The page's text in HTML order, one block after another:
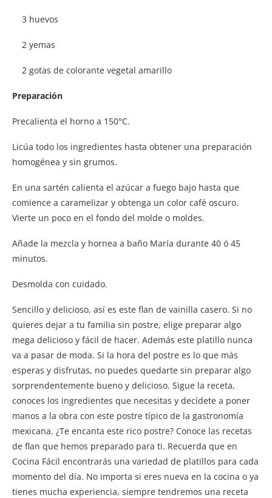
3 huevos
2 yemas
2 gotas de colorante vegetal amarillo
Preparación
Precalienta el horno a 150°C.
Licúa todo los ingredientes hasta obtener una preparación
homogénea y sin grumos.
En una sartén calienta el azúcar a fuego bajo hasta que
comience a caramelizar y obtenga un color café oscuro.
Vierte un poco en el fondo del molde o moldes.
Añade la mezcla y hornea a baño María durante 40 ó 45
minutos.
Desmolda con cuidado.
Sencillo y delicioso, así es este flan de vainilla casero. Si no
quieres dejar a tu familia sin postre, elige preparar algo
mega delicioso y fácil de hacer. Además este platillo nunca
va a pasar de moda. Si la hora del postre es lo que más
esperas y disfrutas, no puedes quedarte sin preparar algo
sorprendentemente bueno y delicioso. Sigue la receta,
conoces los ingredientes que necesitas y decídete a poner
manos a la obra con este postre típico de la gastronomía
mexicana. ¿Te encanta este rico postre? Conoce las recetas
de flan que hemos preparado para ti. Recuerda que en
Cocina Fácil encontrarás una variedad de platillos para cada
momento del día. No importa si eres nueva en la cocina o ya
tienes mucha experiencia, siempre tendremos una receta